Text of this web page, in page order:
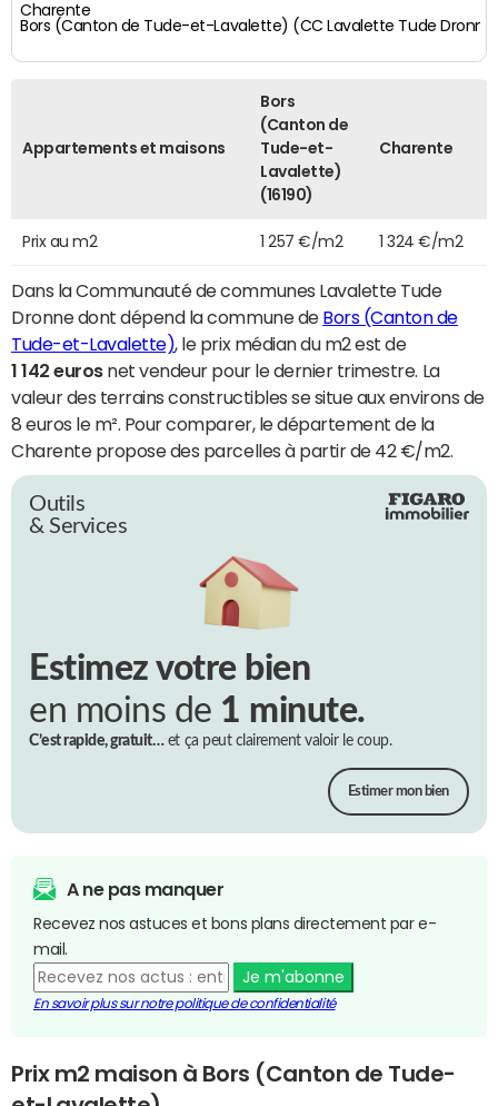
Charente
Bors (Canton de Tude-et-Lavalette) (CC Lavalette Tude
Appartements et maisons
Bors
(Canton de
Tude-et-
Lavalette)
(16190)
Charente
Prix au m2 1 257 €/m2 1 324 €/m2
Dans la Communauté de communes Lavalette Tude
Dronne dont dépend la commune de Bors (Canton de
Tude-et-Lavalette), le prix médian du m2 est de
1 142 eurosnet vendeur pour le dernier trimestre. La
valeur des terrains constructibles se situe aux environs de
8 euros le m². Pour comparer, le département de la
Charente propose des parcelles à partir de 42 €/m2.
Outils
& Services
Estimez votre bien
en moins de 1 minute.
C’est rapide, gratuit…et ça peut clairement valoir le coup.
Estimer mon bien
A ne pas manquer
Recevez nos astuces et bons plans directement par e-
mail.
Je m'abonne
En savoir plus sur notre politique de confidentialité
Prix m2 maison à Bors (Canton de Tude-